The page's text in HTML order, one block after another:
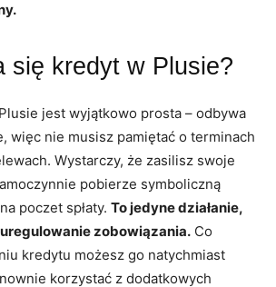
się kredyt w Plusie?
jest wyjątkowo prosta – odbywa
więc nie musisz pamiętać o terminach
Wystarczy, że zasilisz swoje
pobierze symboliczną
na poczet spłaty. To jedyne działanie,
zobowiązania. Co
kredytu możesz go natychmiast
korzystać z dodatkowych